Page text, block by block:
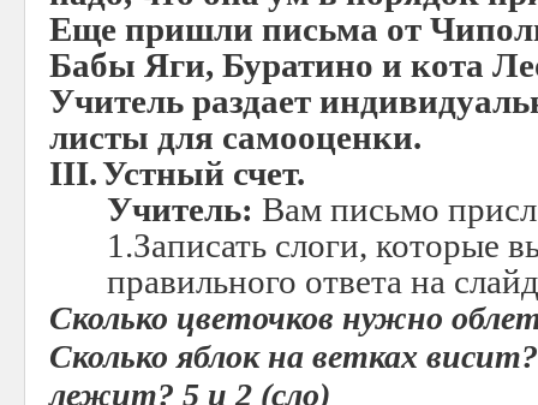
Еще пришли письма от
Бабы Яги, Буратино и кота
Учитель раздает
листы для самооценки.
III.Устный счет.
Учитель: Вам письмо
1.Записать слоги, которые
правильного ответа на
Сколько цветочков нужно
Сколько яблок на ветках
лежит? 5 и 2 (сло)